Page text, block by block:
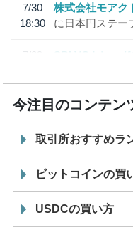
7/30
18:30
株式会社モアク
に日本円ステー
7/29
SBI VCトレー
今注目のコンテン
取引所おすすめラ
ビットコインの買
USDCの買い方